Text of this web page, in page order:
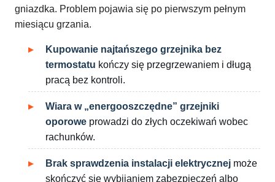
gniazdka. Problem pojawia się po pierwszym pełnym
miesiącu grzania.
Kupowanie najtańszego grzejnika bez
termostatu kończy się przegrzewaniem i długą
pracą bez kontroli.
Wiara w „energooszczędne” grzejniki
oporowe prowadzi do złych oczekiwań wobec
rachunków.
Brak sprawdzenia instalacji elektrycznej może
skończyć się wybijaniem zabezpieczeń albo